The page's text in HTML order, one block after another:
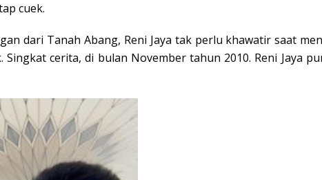
cuek.
dari Tanah Abang, Reni Jaya tak perlu khawatir saat
cerita, di bulan November tahun 2010. Reni Jaya